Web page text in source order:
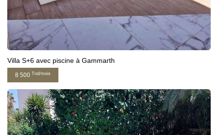
Villa S+6 avec piscine à Gammarth
8 500 Tnd/mois